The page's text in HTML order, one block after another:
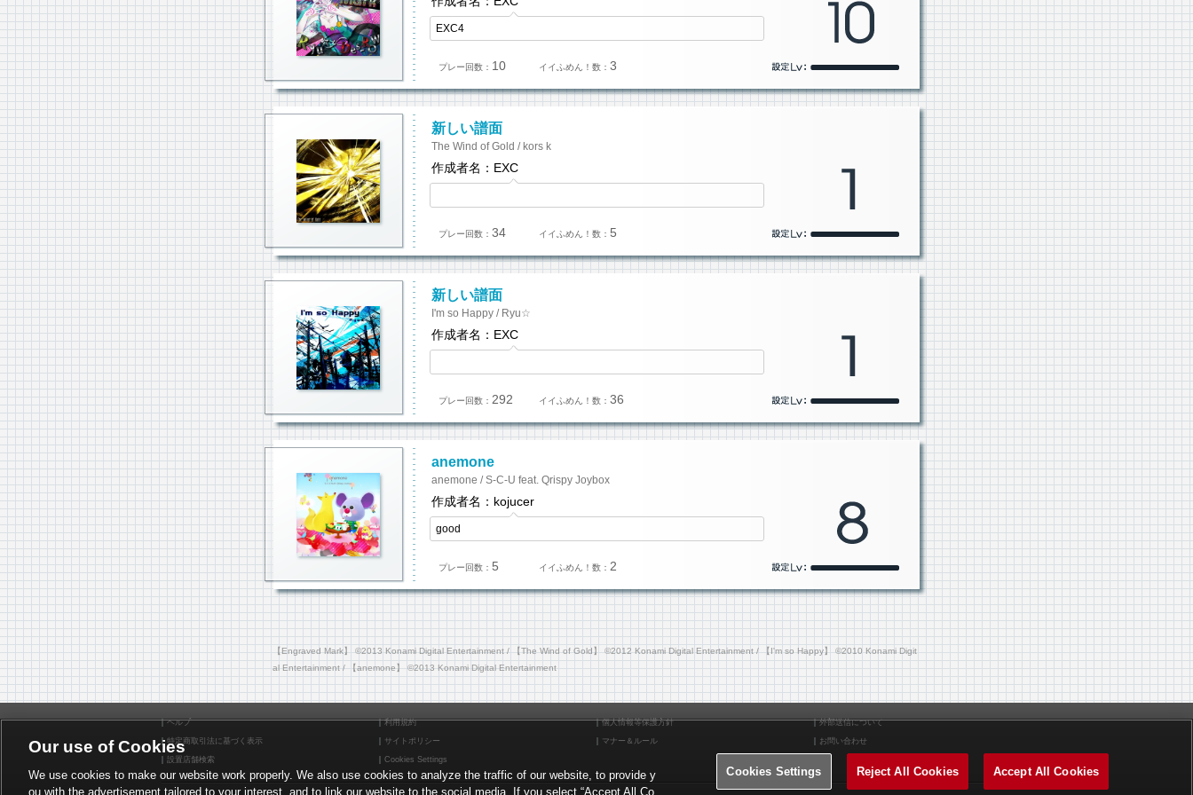
EXC4
プレー回数： 10 イイふめん！数： 3
新しい譜面
The Wind of Gold / kors k
作成者名：EXC
プレー回数： 34 イイふめん！数： 5
新しい譜面
I'm so Happy / Ryu☆
作成者名：EXC
プレー回数： 292 イイふめん！数： 36
anemone
anemone / S-C-U feat. Qrispy Joybox
作成者名：kojucer
good
プレー回数： 5 イイふめん！数： 2
【Engraved Mark】 ©2013 Konami Digital Entertainment / 【The Wind of Gold】 ©2012 Konami Digital Entertainment / 【I'm so Happy】 ©2010 Konami Digit
al Entertainment / 【anemone】 ©2013 Konami Digital Entertainment
ヘルプ 利用規約 個人情報等保護方針 外部送信について
特定商取引法に基づく表示 サイトポリシー マナー＆ルール お問い合わせ
設置店舗検索 Cookies Settings
Our use of Cookies
We use cookies to make our website work properly. We also use cookies to analyze the traffic of our website, to provide y
ou with the advertisement tailored to your interest, and to link our website to the social media. If you select “Accept All Co
Cookies Settings Reject All Cookies Accept All Cookies